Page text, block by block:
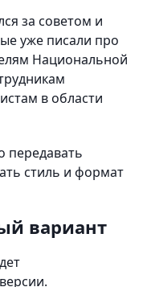
за советом и
уже писали про
Национальной
в области
передавать
стиль и формат
вариант